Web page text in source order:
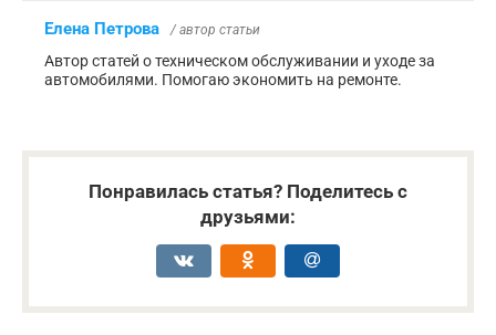
Елена Петрова / автор статьи
Автор статей о техническом обслуживании и уходе за
автомобилями. Помогаю экономить на ремонте.
Понравилась статья? Поделитесь с
друзьями: